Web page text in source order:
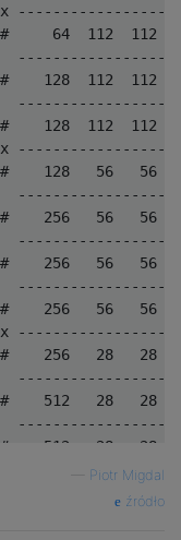
64  112  112
128  112  112
128  112  112
128   56   56
256   56   56
256   56   56
256   56   56
256   28   28
512   28   28
512   28   28
512   28   28
Piotr Migdal
źródło